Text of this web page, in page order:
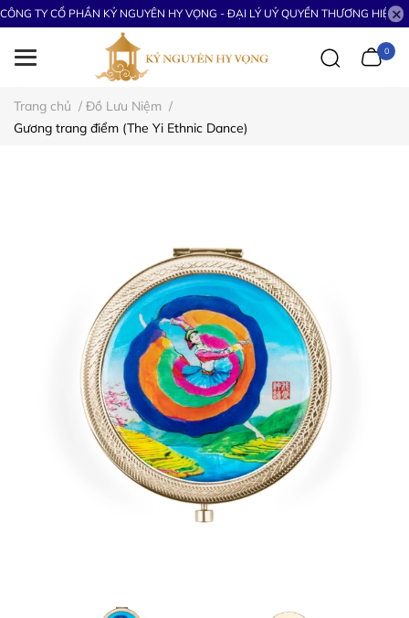
CÔNG TY CỔ PHẦN KỶ NGUYÊN HY VỌNG - ĐẠI LÝ UỶ QUYỀN THƯƠNG HIỆU
0
Trang chủ / Đồ Lưu Niệm /
Gương trang điểm (The Yi Ethnic Dance)